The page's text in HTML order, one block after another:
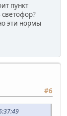
пункт
эти нормы
#6